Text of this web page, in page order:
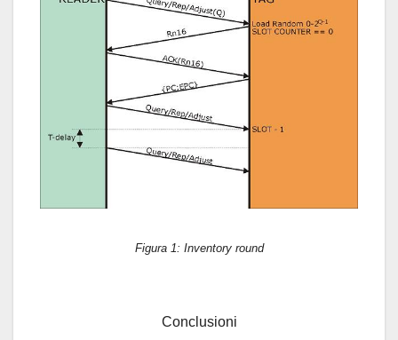
Figura 1: Inventory round
Conclusioni